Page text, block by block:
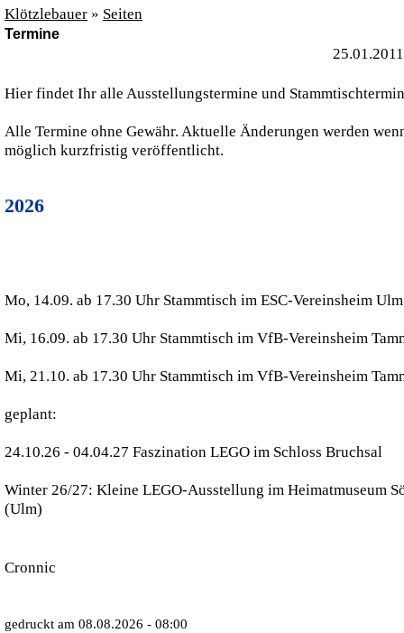
Klötzlebauer » Seiten
Termine
Hier findet Ihr alle Ausstellungstermine und
Alle Termine ohne Gewähr. Aktuelle Änderungen werden
möglich kurzfristig veröffentlicht.
2026
Mo, 14.09. ab 17.30 Uhr Stammtisch im ESC-Vereinsheim Ulm
Mi, 16.09. ab 17.30 Uhr Stammtisch im VfB-Vereinsheim
Mi, 21.10. ab 17.30 Uhr Stammtisch im VfB-Vereinsheim
geplant:
24.10.26 - 04.04.27 Faszination LEGO im Schloss Bruchsal
Winter 26/27: Kleine LEGO-Ausstellung im Heimatmuseum
(Ulm)
Cronnic
gedruckt am 08.08.2026 - 08:00